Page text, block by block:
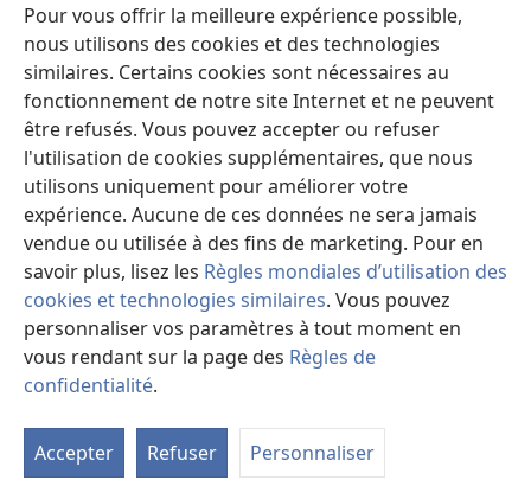
Pour vous offrir la meilleure expérience possible,
nous utilisons des cookies et des technologies
similaires. Certains cookies sont nécessaires au
fonctionnement de notre site Internet et ne peuvent
être refusés. Vous pouvez accepter ou refuser
l'utilisation de cookies supplémentaires, que nous
utilisons uniquement pour améliorer votre
expérience. Aucune de ces données ne sera jamais
vendue ou utilisée à des fins de marketing. Pour en
savoir plus, lisez les Règles mondiales d’utilisation des
cookies et technologies similaires. Vous pouvez
personnaliser vos paramètres à tout moment en
vous rendant sur la page des Règles de
confidentialité.
Accepter Refuser Personnaliser
Mais il fabrique aussi un dieu et se met à
l’adorer.
Il en fait une statue et se prosterne devant elle
a
16 Il brûle la moitié du bois au feu ;
avec cette moitié, il fait rôtir la viande qu’il va
manger, et il se rassasie.
Il se chauffe aussi et dit :
« Ah ! J’ai bien chaud tout en regardant ces
flammes. »
17 Mais avec le reste, il fabrique un dieu, une statue
sculptée.
Il se prosterne devant elle pour l’adorer.
Il lui adresse cette prière :
« Sauve-moi, car tu es mon dieu b